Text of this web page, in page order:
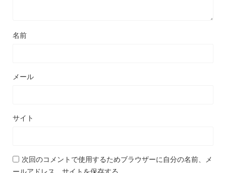
名前
メール
サイト
次回のコメントで使用するためブラウザーに自分の名前、メ